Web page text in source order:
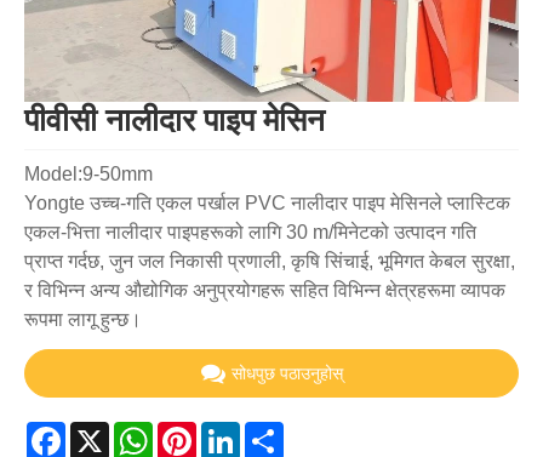
पीवीसी नालीदार पाइप मेसिन
Model:9-50mm
Yongte उच्च-गति एकल पर्खाल PVC नालीदार पाइप मेसिनले प्लास्टिक
एकल-भित्ता नालीदार पाइपहरूको लागि 30 m/मिनेटको उत्पादन गति
प्राप्त गर्दछ, जुन जल निकासी प्रणाली, कृषि सिंचाई, भूमिगत केबल सुरक्षा,
र विभिन्न अन्य औद्योगिक अनुप्रयोगहरू सहित विभिन्न क्षेत्रहरूमा व्यापक
रूपमा लागू हुन्छ।
सोधपुछ पठाउनुहोस्
Facebook
X WhatsApp
PinterestLinkedIn